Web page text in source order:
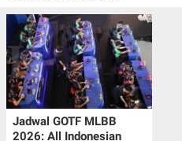
Jadwal GOTF MLBB
2026: All Indonesian